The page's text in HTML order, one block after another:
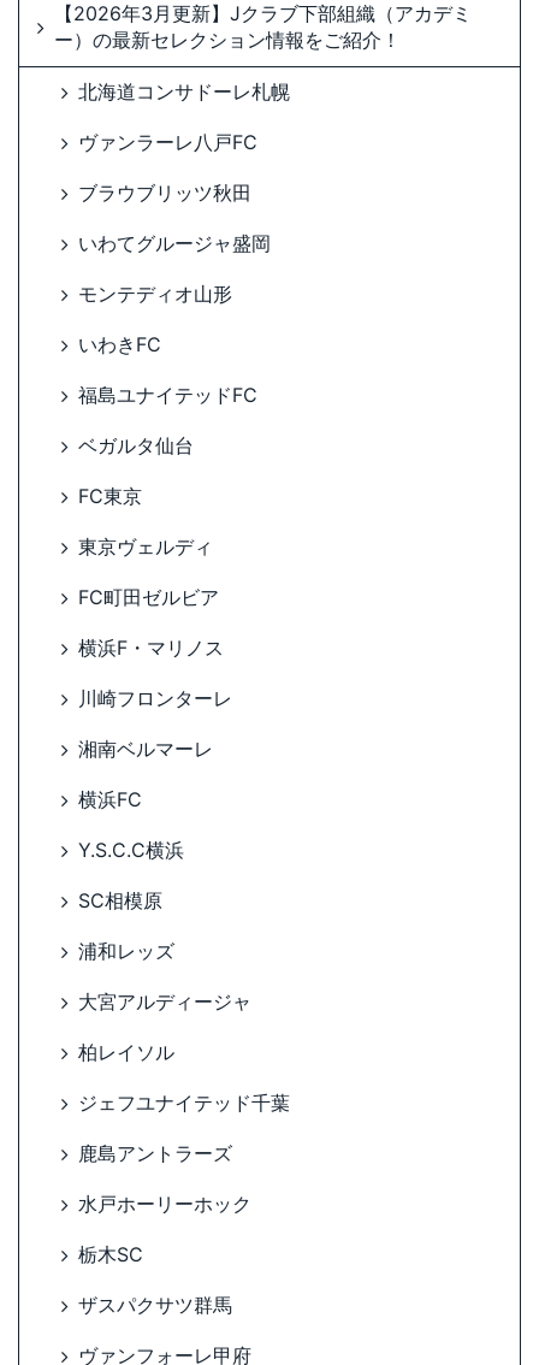
【2026年3月更新】Jクラブ下部組織（アカデミ
ー）の最新セレクション情報をご紹介！
北海道コンサドーレ札幌
ヴァンラーレ八戸FC
ブラウブリッツ秋田
いわてグルージャ盛岡
モンテディオ山形
いわきFC
福島ユナイテッドFC
ベガルタ仙台
FC東京
東京ヴェルディ
FC町田ゼルビア
横浜F・マリノス
川崎フロンターレ
湘南ベルマーレ
横浜FC
Y.S.C.C横浜
SC相模原
浦和レッズ
大宮アルディージャ
柏レイソル
ジェフユナイテッド千葉
鹿島アントラーズ
水戸ホーリーホック
栃木SC
ザスパクサツ群馬
ヴァンフォーレ甲府